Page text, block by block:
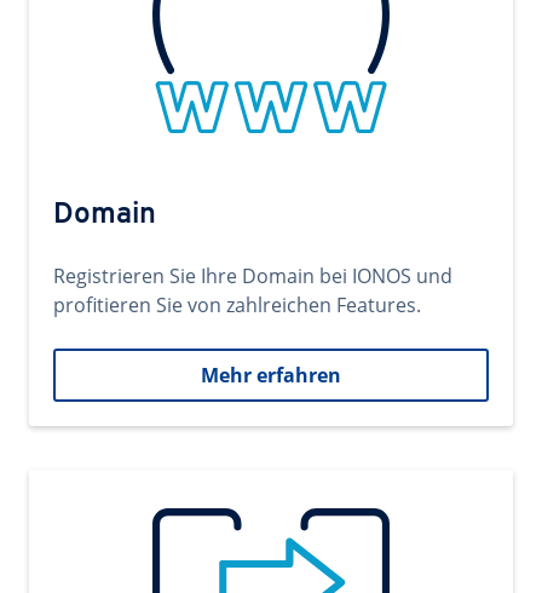
Domain
Registrieren Sie Ihre Domain bei IONOS und
profitieren Sie von zahlreichen Features.
Mehr erfahren